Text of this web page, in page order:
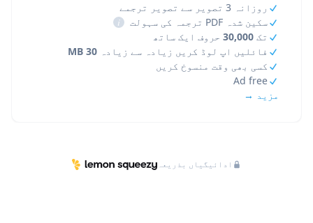
روزانہ 3 تصویر سے تصویر ترجمے
سکین شدہ PDF ترجمہ کی سہولت
i
تک 30,000 حروف ایک ساتھ
فائلیں اپ لوڈ کریں زیادہ سے زیادہ 30 MB
کسی بھی وقت منسوخ کریں
Ad free
مزید →
ادائیگیاں بذریعہ